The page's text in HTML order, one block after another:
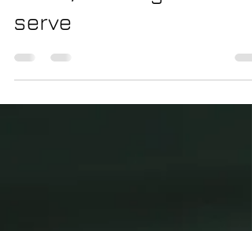
La geopolitica che non
serve, l’Intelligence che
serve